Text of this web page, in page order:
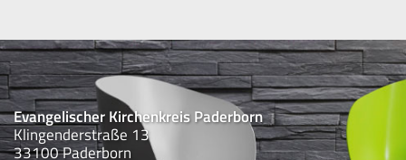
Evangelischer Kirchenkreis Paderborn
Klingenderstraße 13
33100 Paderborn